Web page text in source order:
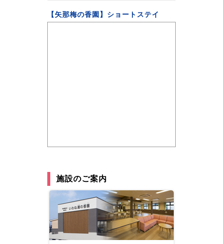
【矢那梅の香園】ショートステイ
施設のご案内